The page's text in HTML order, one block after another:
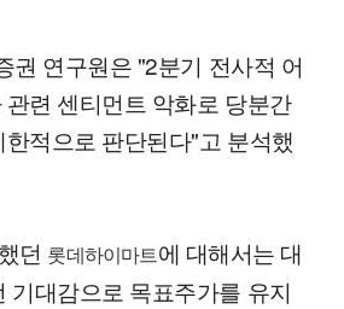
권 연구원은 "2분기 전사적 어
련 센티먼트 악화로 당분간
적으로 판단된다"고 분석했
던 롯데하이마트에 대해서는 대
기대감으로 목표주가를 유지